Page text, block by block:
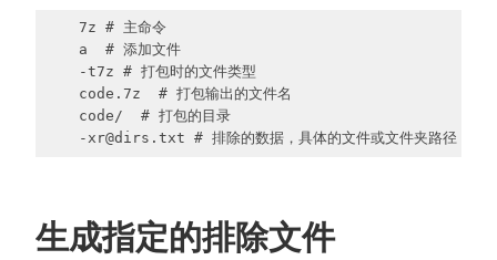
    7z # 主命令
    a  # 添加文件
    -t7z # 打包时的文件类型
    code.7z  # 打包输出的文件名
    code/  # 打包的目录
生成指定的排除文件